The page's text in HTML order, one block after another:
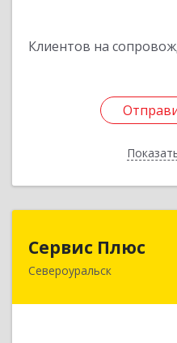
Клиентов на
Сервис Плюс
Североуральск
624480,